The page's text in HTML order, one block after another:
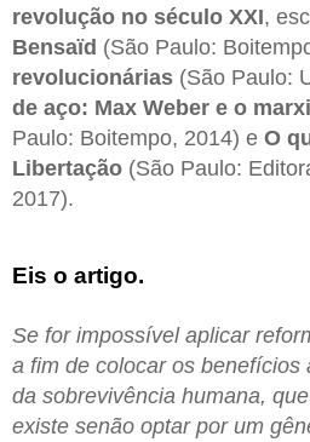
revolução no século XXI,
Bensaïd (São Paulo:
revolucionárias (São Paulo:
de aço: Max Weber e o
Paulo: Boitempo, 2014) e O
Libertação (São Paulo:
2017).
Eis o artigo.
Se for impossível aplicar
a fim de colocar os benefícios
da sobrevivência humana,
existe senão optar por um